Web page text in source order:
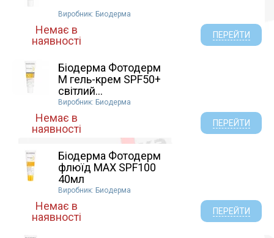
Виробник: Биодерма
Немає в
наявності
ПЕРЕЙТИ
Біодерма Фотодерм
М гель-крем SPF50+
світлий...
Виробник: Биодерма
Немає в
наявності
ПЕРЕЙТИ
Біодерма Фотодерм
флюїд MAX SPF100
40мл
Виробник: Биодерма
Немає в
наявності
ПЕРЕЙТИ